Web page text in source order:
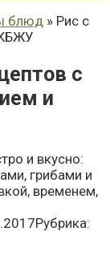
блюд » Рис с
с
и
и вкусно:
грибами и
временем,
Рубрика: